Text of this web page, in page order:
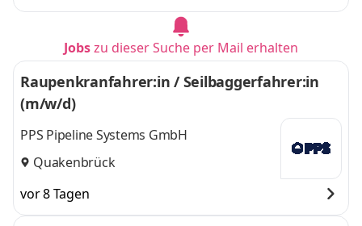
Jobszu dieser Suche per Mail erhalten
Raupenkranfahrer:in / Seilbaggerfahrer:in
(m/w/d)
PPS Pipeline Systems GmbH
Quakenbrück
vor 8 Tagen